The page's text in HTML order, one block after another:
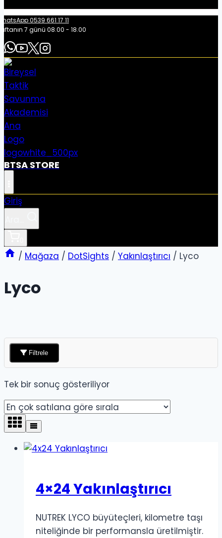
0539 661 17 11
7 günü 08.00 - 18.00
BTSA STORE
Giriş
/ Mağaza / DotSights / Yakınlaştırıcı / Lyco
Lyco
Filtrele
Tek bir sonuç gösteriliyor
4×24 Yakınlaştırıcı
NUTREK LYCO büyüteçleri, kilometre taşı
niteliğinde bir performansla üretilmiştir.